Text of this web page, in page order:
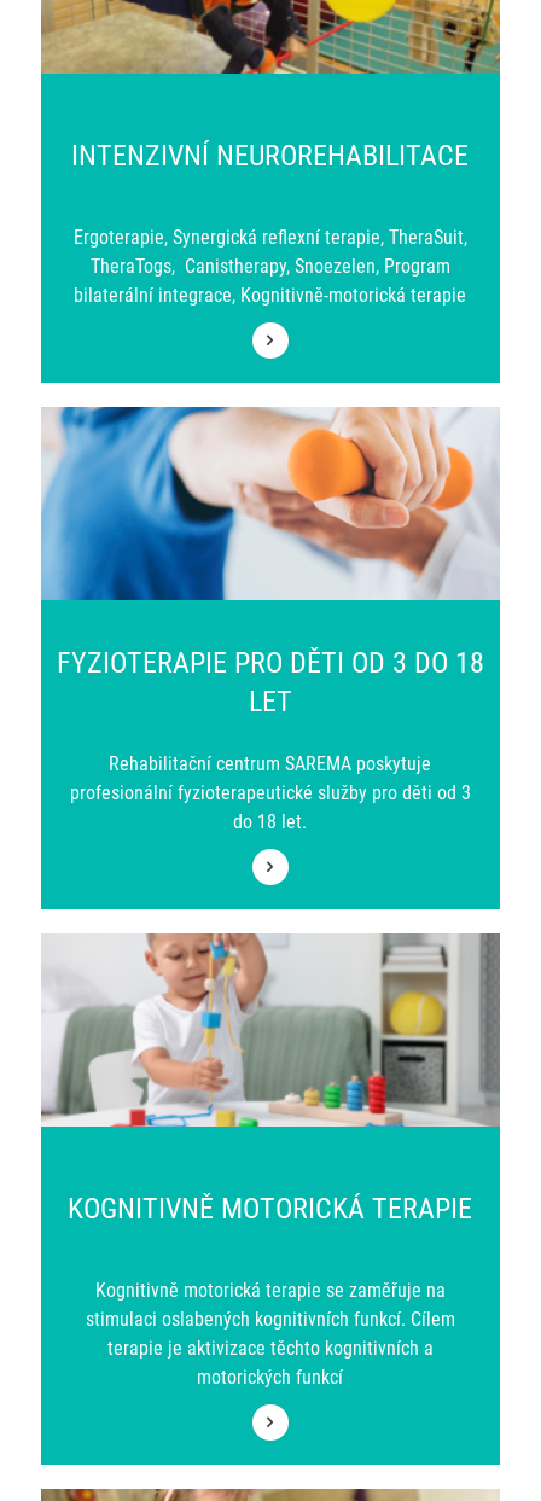
INTENZIVNÍ NEUROREHABILITACE
Ergoterapie, Synergická reflexní terapie, TheraSuit,
TheraTogs, Canistherapy, Snoezelen, Program
bilaterální integrace, Kognitivně-motorická terapie
FYZIOTERAPIE PRO DĚTI OD 3 DO 18
LET
Rehabilitační centrum SAREMA poskytuje
profesionální fyzioterapeutické služby pro děti od 3
do 18 let.
KOGNITIVNĚ MOTORICKÁ TERAPIE
Kognitivně motorická terapie se zaměřuje na
stimulaci oslabených kognitivních funkcí. Cílem
terapie je aktivizace těchto kognitivních a
motorických funkcí